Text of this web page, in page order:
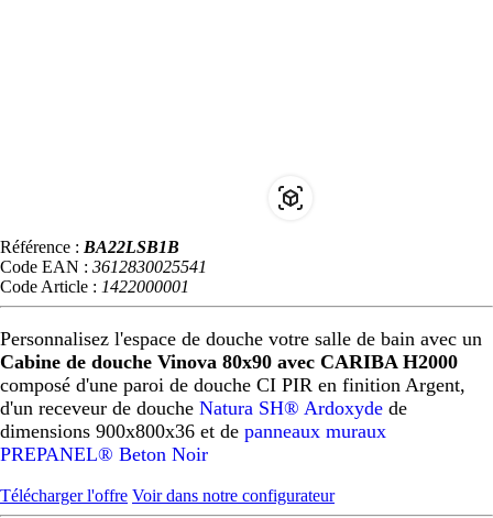
Référence : BA22LSB1B
Code EAN : 3612830025541
Code Article : 1422000001
Personnalisez l'espace de douche votre salle de bain avec un
Cabine de douche Vinova 80x90 avec CARIBA H2000
composé d'une paroi de douche CI PIR en finition Argent,
d'un receveur de douche Natura SH® Ardoxyde de
dimensions 900x800x36 et de panneaux muraux
PREPANEL® Beton Noir
Télécharger l'offre Voir dans notre configurateur